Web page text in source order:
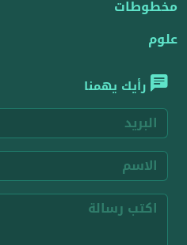
مخطوطات
علوم
رأيك يهمنا